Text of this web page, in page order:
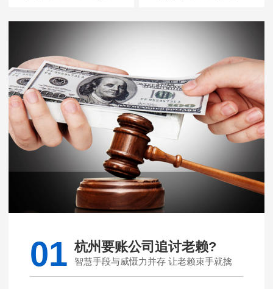
01 杭州要账公司追讨老赖?
智慧手段与威慑力并存 让老赖束手就擒